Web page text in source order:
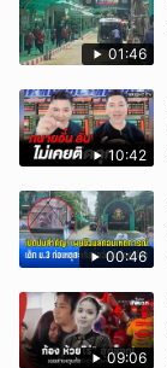
01:46
10:42
00:46
09:06